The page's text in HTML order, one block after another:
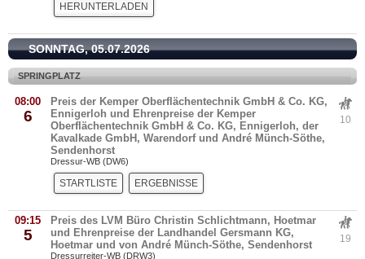
HERUNTERLADEN
SONNTAG, 05.07.2026
SPRINGPLATZ
08:00
6
Preis der Kemper Oberflächentechnik GmbH & Co. KG,
Ennigerloh und Ehrenpreise der Kemper
Oberflächentechnik GmbH & Co. KG, Ennigerloh, der
Kavalkade GmbH, Warendorf und André Münch-Söthe,
Sendenhorst
Dressur-WB (DW6)
10
STARTLISTE ERGEBNISSE
09:15
5
Preis des LVM Büro Christin Schlichtmann, Hoetmar
und Ehrenpreise der Landhandel Gersmann KG,
Hoetmar und von André Münch-Söthe, Sendenhorst
Dressurreiter-WB (DRW3)
19